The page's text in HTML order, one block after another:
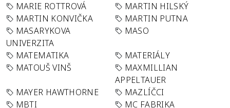
MARIE ROTTROVÁ
MARTIN HILSKÝ
MARTIN KONVIČKA
MARTIN PUTNA
MASARYKOVA
UNIVERZITA
MASO
MATEMATIKA
MATERIÁLY
MATOUŠ VINŠ
MAXMILLIAN
APPELTAUER
MAYER HAWTHORNE
MAZLÍČCI
MBTI
MC FABRIKA